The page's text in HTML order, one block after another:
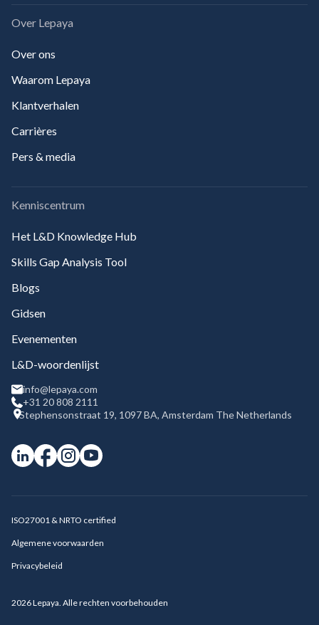
Over Lepaya
Over ons
Waarom Lepaya
Klantverhalen
Carrières
Pers & media
Kenniscentrum
Het L&D Knowledge Hub
Skills Gap Analysis Tool
Blogs
Gidsen
Evenementen
L&D-woordenlijst
info@lepaya.com
+31 20 808 2111
Stephensonstraat 19, 1097 BA, Amsterdam The Netherlands
2026Lepaya. Alle rechten voorbehouden
ISO27001 & NRTO certified
Algemene voorwaarden
Privacybeleid